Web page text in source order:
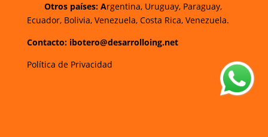
Otros países: Argentina, Uruguay, Paraguay,
Ecuador, Bolivia, Venezuela, Costa Rica, Venezuela.
Contacto: ibotero@desarrolloing.net
Política de Privacidad
w